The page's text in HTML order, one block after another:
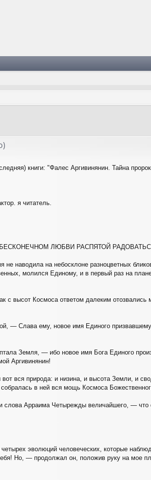
книги: "Фалес Аргивинянин. Тайна
я читатель.
ЛЮБВИ РАСПЯТОЙ
наводила на небосклоне разноцветных
молился Единому, и в первый раз на
с высот Космоса ответом далеким
— Слава ему, новое имя Единого
Земля, — ибо новое имя Бога Единого
Аргивинянин!
вся природа: и низина, и высота Земли, и
в ней вся мощь Космоса
Арраима Четырежды величайшего, — что
эволюций человеческих, которые
Но, — продолжал он, положив руку на мое